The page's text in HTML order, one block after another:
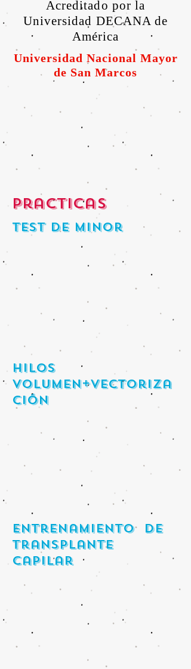
Acreditado por la
Universidad DECANA de
América
Universidad Nacional Mayor
de San Marcos
Practicas
test de minor
hilos
volumen+vectoriza
ción
entrenamiento de
transplante
capilar